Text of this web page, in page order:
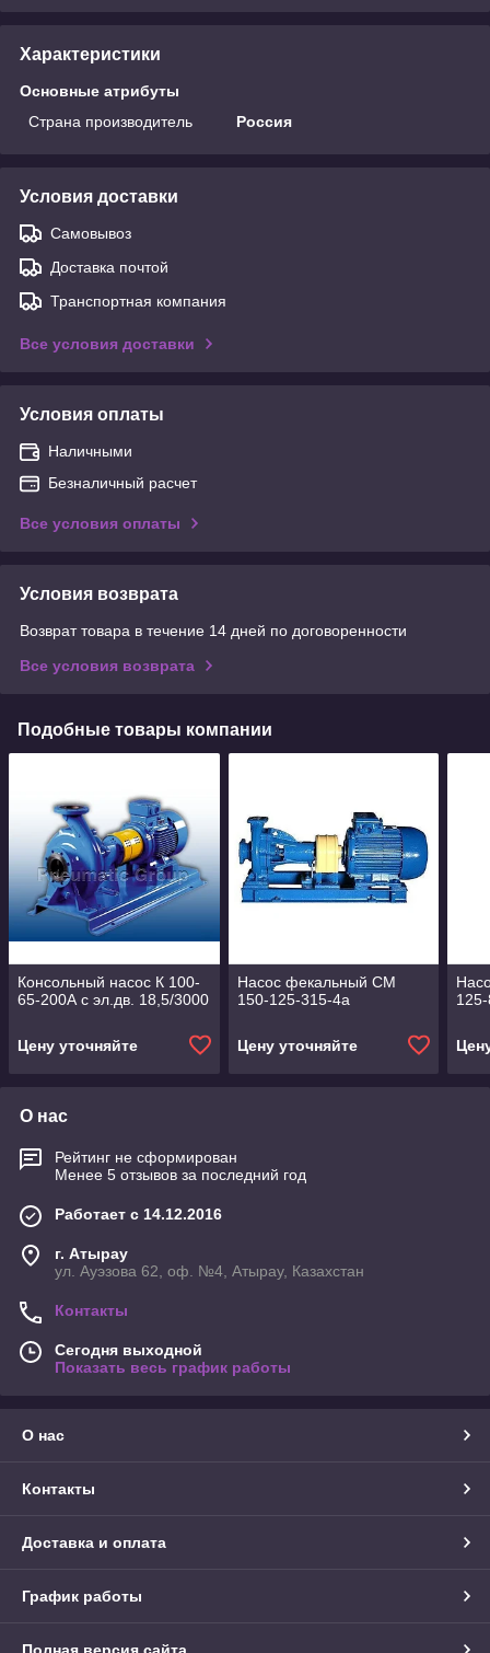
Характеристики
Основные атрибуты
Страна производитель
Россия
Условия доставки
Самовывоз
Доставка почтой
Транспортная компания
Все условия доставки
Условия оплаты
Наличными
Безналичный расчет
Все условия оплаты
Условия возврата
Возврат товара в течение 14 дней по договоренности
Все условия возврата
Подобные товары компании
Консольный насос К 100-
65-200А с эл.дв. 18,5/3000
Цену уточняйте
Насос фекальный СМ
150-125-315-4а
Цену уточняйте
О нас
Рейтинг не сформирован
Менее 5 отзывов за последний год
Работает с 14.12.2016
г. Атырау
ул. Ауэзова 62, оф. №4, Атырау, Казахстан
Контакты
Сегодня выходной
Показать весь график работы
О нас
Контакты
Доставка и оплата
График работы